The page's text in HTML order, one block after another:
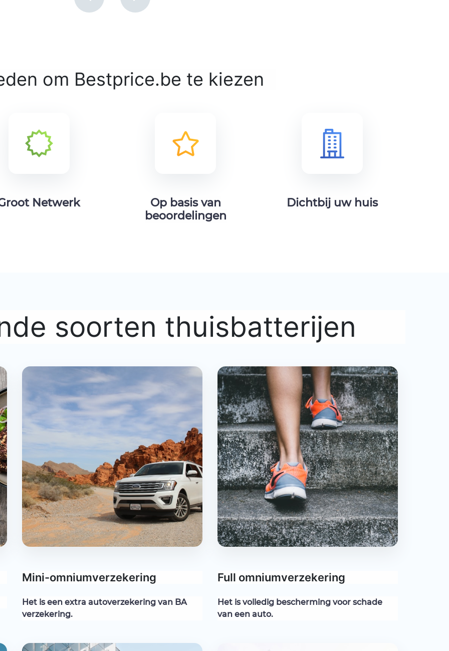
om Bestprice.be te kiezen
Netwerk
Op basis van
beoordelingen
Dichtbij uw huis
soorten thuisbatterijen
Mini-omniumverzekering
Het is een extra autoverzekering van BA
verzekering.
Full omniumverzekering
Het is volledig bescherming voor schade
van een auto.